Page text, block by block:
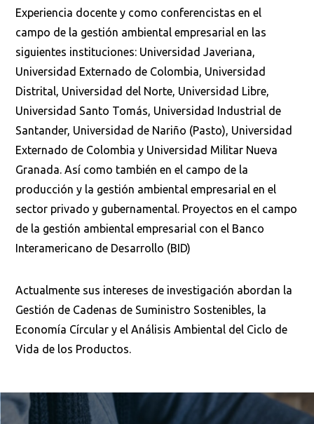
Experiencia docente y como conferencistas en el
campo de la gestión ambiental empresarial en las
siguientes instituciones: Universidad Javeriana,
Universidad Externado de Colombia, Universidad
Distrital, Universidad del Norte, Universidad Libre,
Universidad Santo Tomás, Universidad Industrial de
Santander, Universidad de Nariño (Pasto), Universidad
Externado de Colombia y Universidad Militar Nueva
Granada. Así como también en el campo de la
producción y la gestión ambiental empresarial en el
sector privado y gubernamental. Proyectos en el campo
de la gestión ambiental empresarial con el Banco
Interamericano de Desarrollo (BID)
Actualmente sus intereses de investigación abordan la
Gestión de Cadenas de Suministro Sostenibles, la
Economía Círcular y el Análisis Ambiental del Ciclo de
Vida de los Productos.